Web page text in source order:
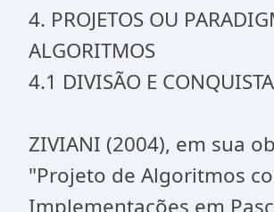
4. PROJETOS OU
ALGORITMOS
4.1 DIVISÃO E CONQUISTA
ZIVIANI (2004), em sua
"Projeto de Algoritmos
Implementações em